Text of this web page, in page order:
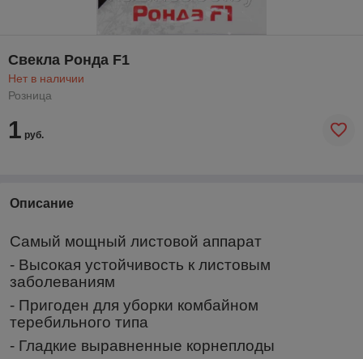
Свекла Ронда F1
Нет в наличии
Розница
1 руб.
Описание
Самый мощный листовой аппарат
- Высокая устойчивость к листовым
заболеваниям
- Пригоден для уборки комбайном
теребильного типа
- Гладкие выравненные корнеплоды